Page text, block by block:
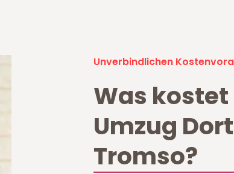
Unverbindlichen
Was kostet
Umzug
Tromso?